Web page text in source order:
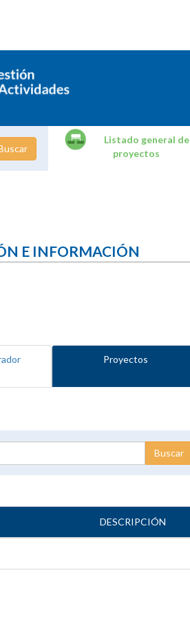
Listado general de
proyectos
E INFORMACIÓN
Proyectos
DESCRIPCIÓN